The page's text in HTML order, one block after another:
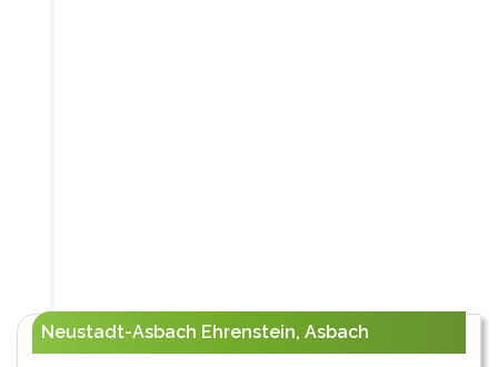
Neustadt-Asbach Ehrenstein, Asbach